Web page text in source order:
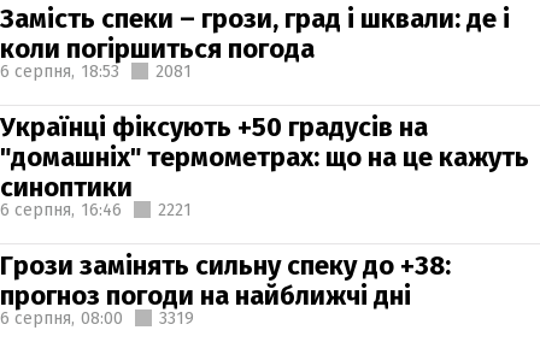
Замість спеки – грози, град і шквали: де і
коли погіршиться погода
6 серпня, 18:53 2081
Українці фіксують +50 градусів на
"домашніх" термометрах: що на це кажуть
синоптики
6 серпня, 16:46 2221
Грози замінять сильну спеку до +38:
прогноз погоди на найближчі дні
6 серпня, 08:00 3319